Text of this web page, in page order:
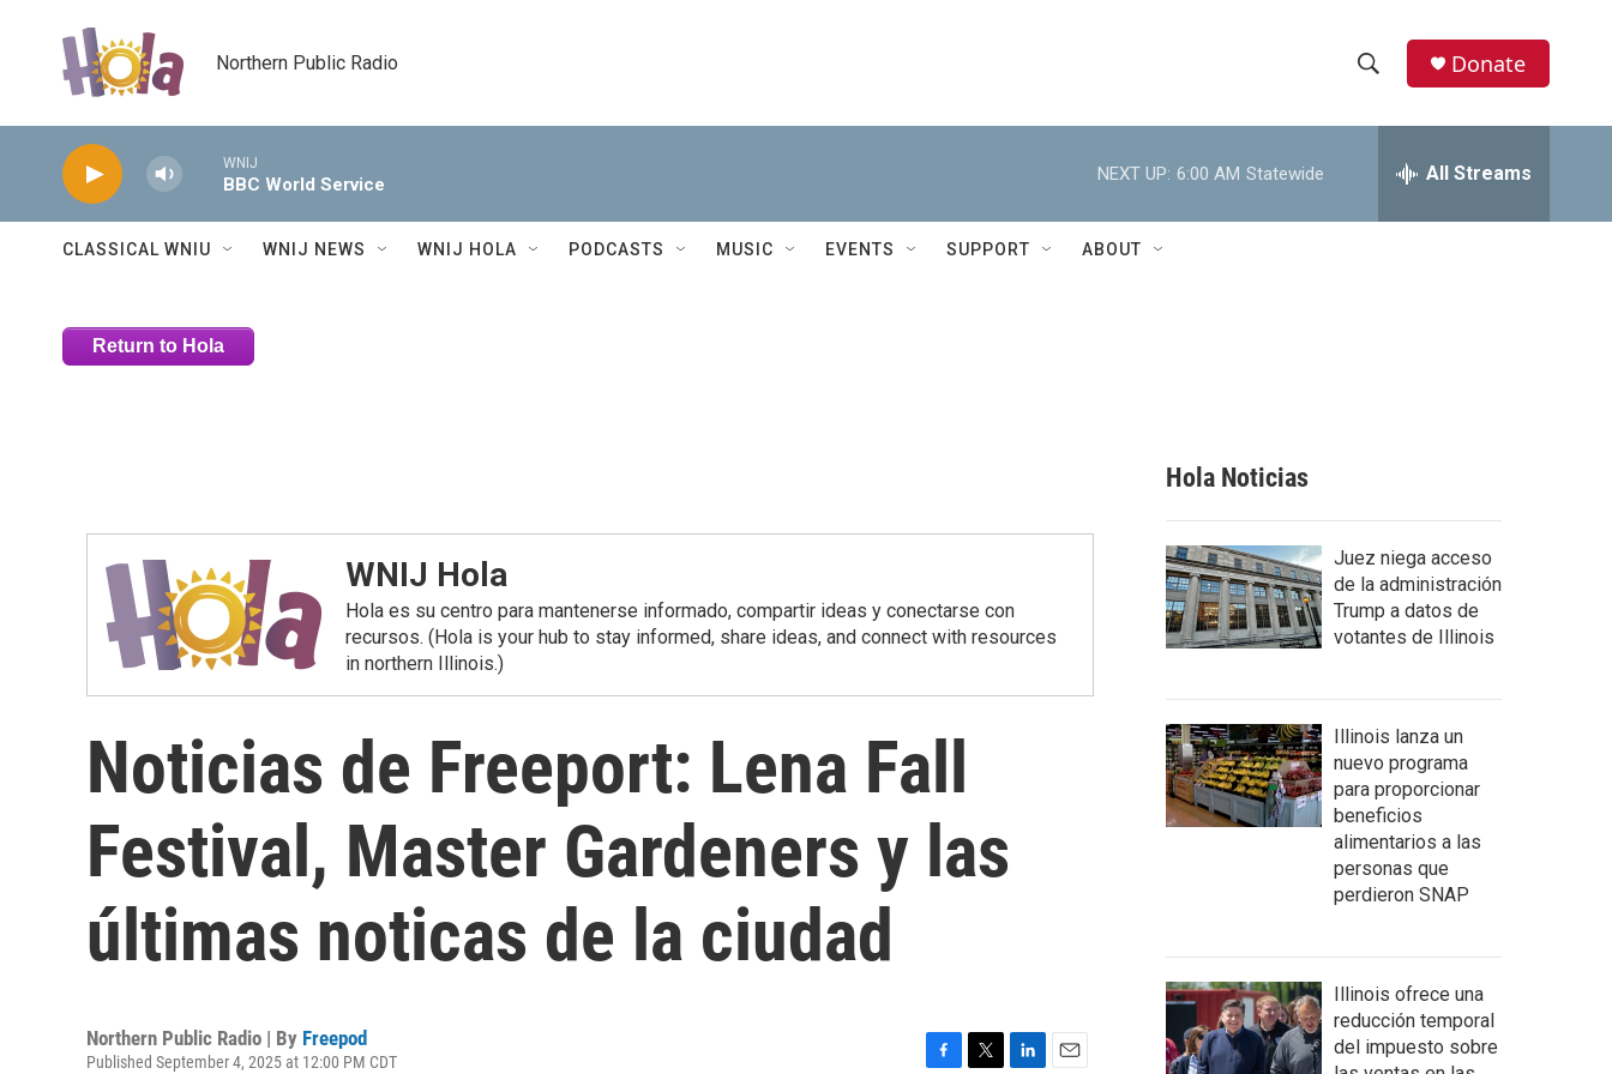
Northern Public Radio
h
w
h
e
h
Donate
WNIJ
BBC World Service
NEXT UP: 6:00 AM Statewide All Streams
CLASSICAL WNIU WNIJ NEWS WNIJ HOLA PODCASTS MUSIC EVENTS SUPPORT ABOUT
Return to Hola
WNIJ Hola
Hola es su centro para mantenerse informado, compartir ideas y conectarse con
recursos. (Hola is your hub to stay informed, share ideas, and connect with resources
in northern Illinois.)
Noticias de Freeport: Lena Fall
Festival, Master Gardeners y las
últimas noticas de la ciudad
Northern Public Radio | By Freepod
Published September 4, 2025 at 12:00 PM CDT
Hola Noticias
Juez niega acceso
de la administración
Trump a datos de
votantes de Illinois
Illinois lanza un
nuevo programa
para proporcionar
beneficios
alimentarios a las
personas que
perdieron SNAP
Illinois ofrece una
reducción temporal
del impuesto sobre